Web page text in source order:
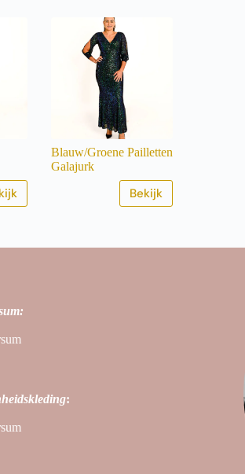
Blauw/Groene Pailletten
Galajurk
Bekijk
: